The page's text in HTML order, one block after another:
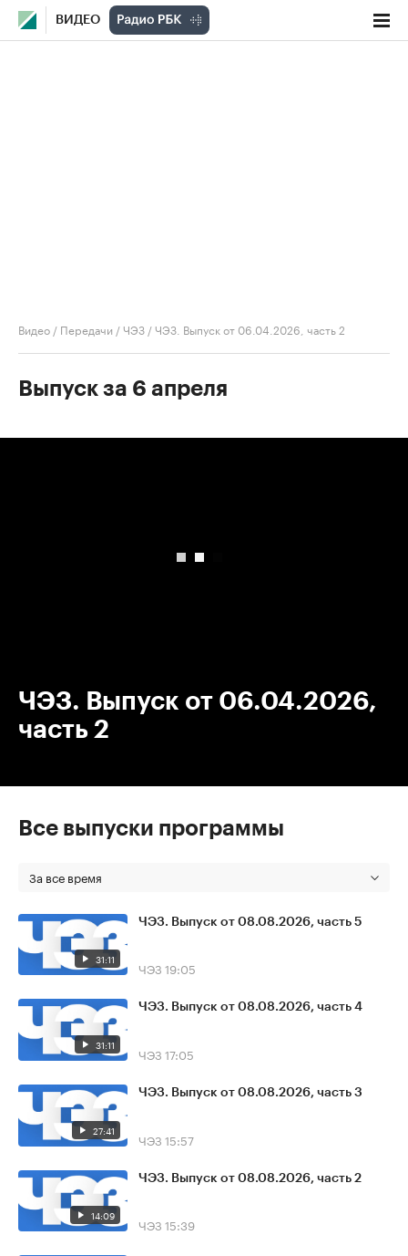
ВИДЕО
Видео / Передачи /ЧЭЗ /ЧЭЗ. Выпуск от 06.04.2026, часть 2
Выпуск за 6 апреля
ЧЭЗ. Выпуск от 06.04.2026,
часть 2
Все выпуски программы
За все время
31:11
ЧЭЗ. Выпуск от 08.08.2026, часть 5
ЧЭЗ 19:05
31:11
ЧЭЗ. Выпуск от 08.08.2026, часть 4
ЧЭЗ 17:05
27:41
ЧЭЗ. Выпуск от 08.08.2026, часть 3
ЧЭЗ 15:57
14:09
ЧЭЗ. Выпуск от 08.08.2026, часть 2
ЧЭЗ 15:39